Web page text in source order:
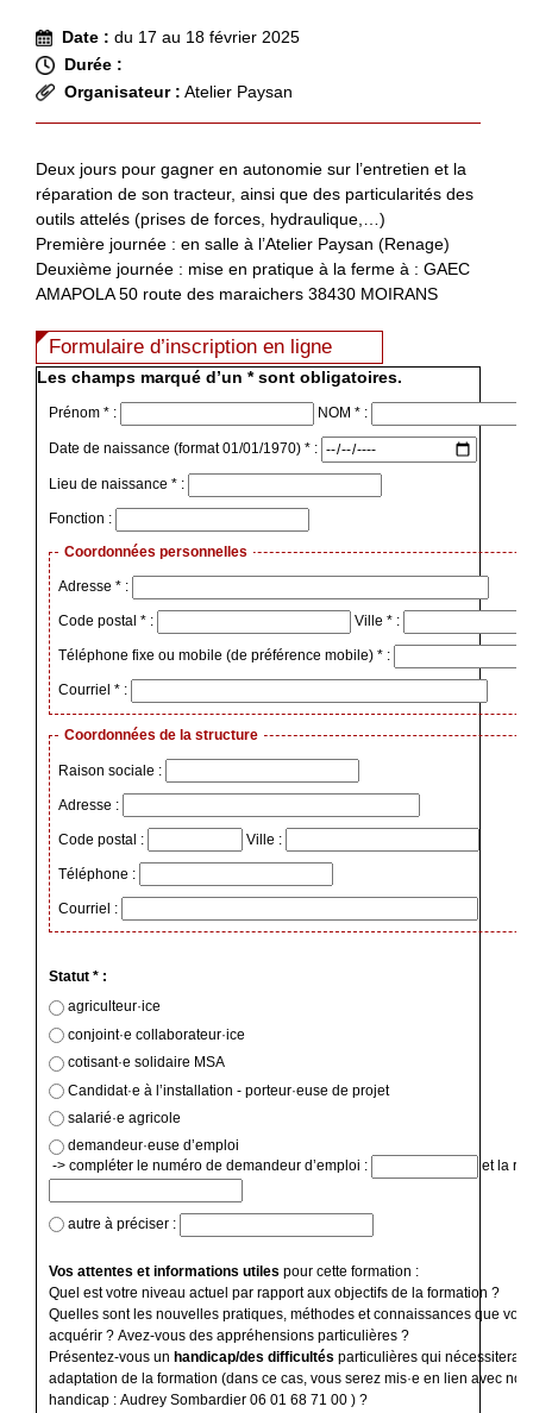
Date : du 17 au 18 février 2025
Durée :
Organisateur : Atelier Paysan
Deux jours pour gagner en autonomie sur l’entretien et la
réparation de son tracteur, ainsi que des particularités des
outils attelés (prises de forces, hydraulique,…)
Première journée : en salle à l’Atelier Paysan (Renage)
Deuxième journée : mise en pratique à la ferme à : GAEC
AMAPOLA 50 route des maraichers 38430 MOIRANS
Formulaire d’inscription en ligne
Les champs marqué d’un * sont obligatoires.
Prénom * : NOM * :
Date de naissance (format 01/01/1970) * :
Lieu de naissance * :
Fonction :
Coordonnées personnelles
Adresse * :
Code postal * : Ville * :
Téléphone fixe ou mobile (de préférence mobile) * :
Courriel * :
Coordonnées de la structure
Raison sociale :
Adresse :
Code postal : Ville :
Téléphone :
Courriel :
Statut * :
agriculteur·ice
conjoint·e collaborateur·ice
cotisant·e solidaire MSA
Candidat·e à l’installation - porteur·euse de projet
salarié·e agricole
demandeur·euse d’emploi
-> compléter le numéro de demandeur d’emploi :
et la
autre à préciser :
Vos attentes et informations utiles pour cette formation :
Quel est votre niveau actuel par rapport aux objectifs de la formation ?
Quelles sont les nouvelles pratiques, méthodes et connaissances que
acquérir ? Avez-vous des appréhensions particulières ?
Présentez-vous un handicap/des difficultés particulières qui
adaptation de la formation (dans ce cas, vous serez mis·e en lien avec
handicap : Audrey Sombardier 06 01 68 71 00 ) ?